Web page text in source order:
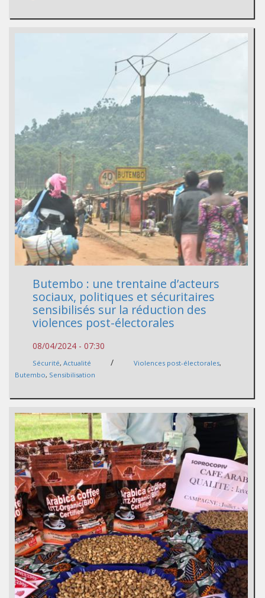
Butembo : une trentaine d’acteurs
sociaux, politiques et sécuritaires
sensibilisés sur la réduction des
violences post-électorales
08/04/2024 - 07:30
Sécurité, Actualité / Violences post-électorales,
Butembo, Sensibilisation